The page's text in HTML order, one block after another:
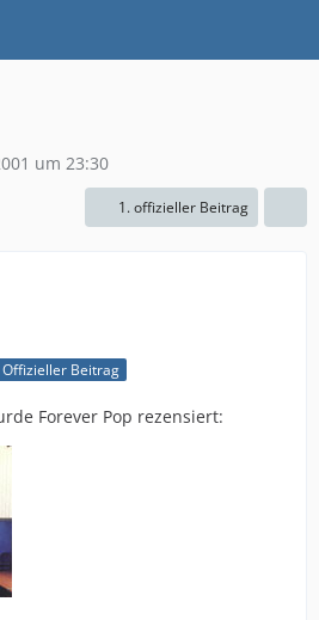
um 23:30
1. offizieller Beitrag
Offizieller Beitrag
Forever Pop rezensiert: